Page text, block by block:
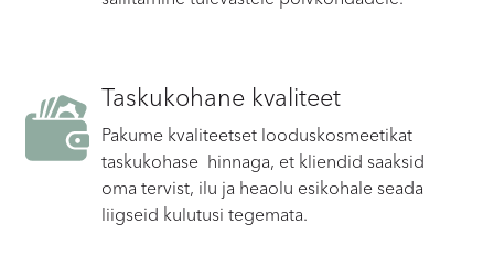
Taskukohane kvaliteet
Pakume kvaliteetset looduskosmeetikat
taskukohase hinnaga, et kliendid saaksid
oma tervist, ilu ja heaolu esikohale seada
liigseid kulutusi tegemata.